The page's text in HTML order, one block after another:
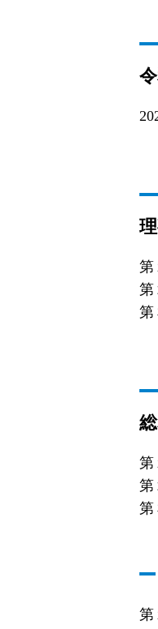
第
第
第
第
第
第
第